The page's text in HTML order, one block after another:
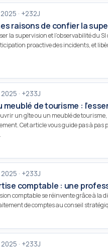
· +232J
raisons de confier la
la supervision et l’observabilité du
proactive des incidents, et
· +233J
meublé de tourisme :
un gîte ou un meublé de
Cet article vous guide pas à
· +233J
comptable : une
comptable se réinvente grâce à
de comptes au conseil
· +233J